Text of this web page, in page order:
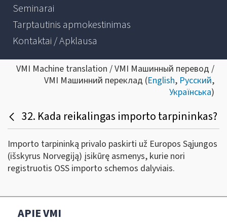
Seminarai
Tarptautinis apmokestinimas
Kontaktai / Apklausa
VMI Machine translation / VMI Машинный перевод /
VMI Машинний переклад (English, Русский,
Українська)
32. Kada reikalingas importo tarpininkas?
Importo tarpininką privalo paskirti už Europos Sąjungos
(išskyrus Norvegiją) įsikūrę asmenys, kurie nori
registruotis OSS importo schemos dalyviais.
APIE VMI